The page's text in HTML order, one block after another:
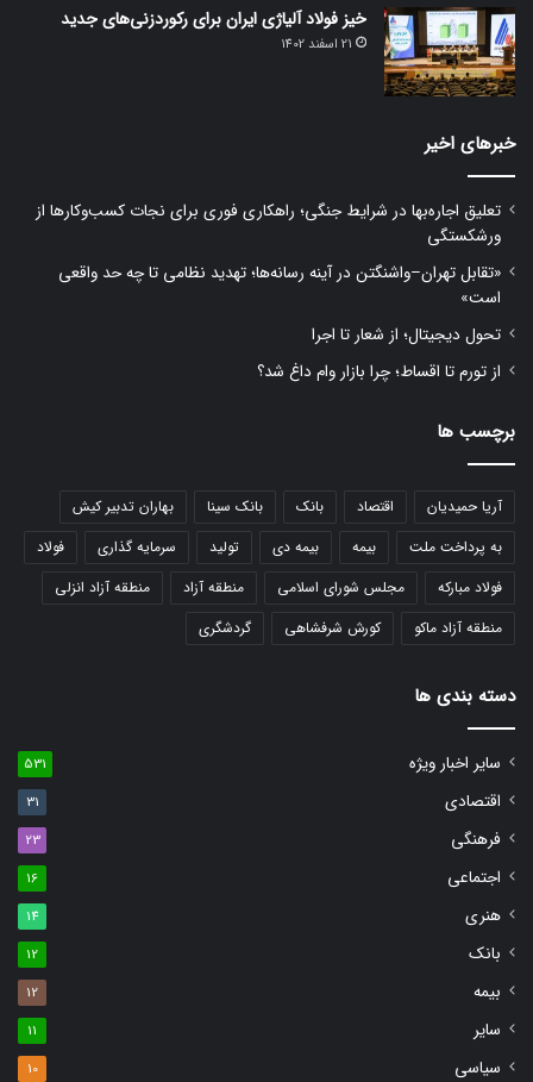
خیز فولاد آلیاژی ایران برای رکوردزنی‌های جدید
21 اسفند 1402
خبرهای اخیر
تعلیق اجاره‌بها در شرایط جنگی؛ راهکاری فوری برای نجات کسب‌وکارها از
ورشکستگی
«تقابل تهران–واشنگتن در آینه رسانه‌ها؛ تهدید نظامی تا چه حد واقعی
است»
تحول دیجیتال؛ از شعار تا اجرا
از تورم تا اقساط؛ چرا بازار وام داغ شد؟
برچسب ها
آریا حمیدیان اقتصاد بانک بانک سینا
بهاران تدبیر کیش
به پرداخت ملت
بیمه بیمه دی تولید سرمایه گذاری
فولاد
فولاد مبارکه
مجلس شورای اسلامی منطقه آزاد
منطقه آزاد انزلی
منطقه آزاد ماکو
کورش شرفشاهی گردشگری
دسته بندی ها
سایر اخبار ویژه 531
اقتصادی 31
فرهنگی 23
اجتماعی 16
هنری 14
بانک 12
بیمه 12
سایر 11
سیاسی 10